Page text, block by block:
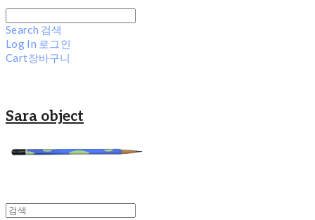
Search 검색
Log In 로그인
Cart장바구니
Sara object